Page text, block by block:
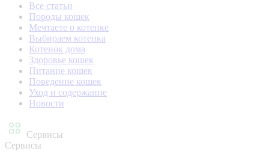
Все статьи
Породы кошек
Мечтаете о котенке
Выбираем котенка
Котенок дома
Здоровье кошек
Питание кошек
Поведение кошек
Уход и содержание
Новости
Сервисы
Сервисы